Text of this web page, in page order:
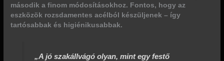
második a finom módosításokhoz. Fontos, hogy az
eszközök rozsdamentes acélból készüljenek – így
tartósabbak és higiénikusabbak.
„A jó szakállvágó olyan, mint egy festő